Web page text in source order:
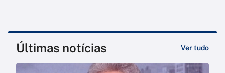
Últimas notícias Ver tudo